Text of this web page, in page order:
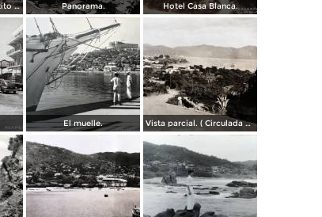
Campamento de Ocotito Carretera de Mexico-Acapulco. Panorama. Hotel Casa Blanca.
El muelle. Vista parcial. ( Circulada el 23 de Mayo de 1935 ).